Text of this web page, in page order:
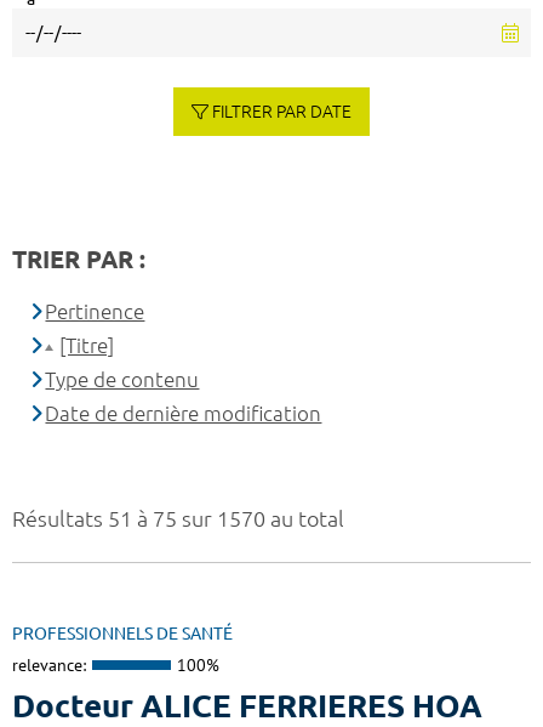
Résultats 51 à 75 sur 1570 au total
PROFESSIONNELS DE SANTÉ
relevance: 100%
Docteur ALICE FERRIERES HOA
FILTRER PAR DATE
TRIER PAR :
Pertinence
[Titre]
Type de contenu
Date de dernière modification